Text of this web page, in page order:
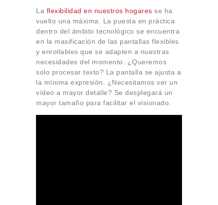
La flexibilidad en nuestros hogares se ha
vuelto una máxima. La puesta en práctica
dentro del ámbito tecnológico se encuentra
en la masificación de las pantallas flexibles
y enrollables que se adapten a nuestras
necesidades del momento. ¿Queremos
solo procesar texto? La pantalla se ajusta a
la mínima expresión. ¿Necesitamos ver un
vídeo a mayor detalle? Se desplegará un
mayor tamaño para facilitar el visionado.